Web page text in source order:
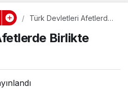
Türk Devletleri Afetlerde
Birlikte